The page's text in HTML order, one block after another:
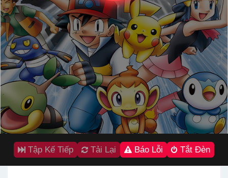
Tập Kế Tiếp Tải Lại Báo Lỗi Tắt Đèn